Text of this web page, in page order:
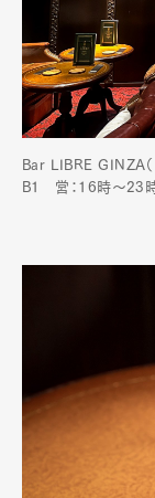
Bar LIBRE GINZA
B1 営：16時～23